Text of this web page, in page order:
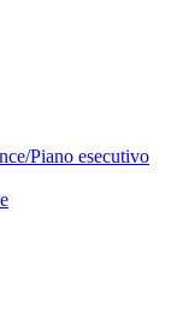
Piano esecutivo